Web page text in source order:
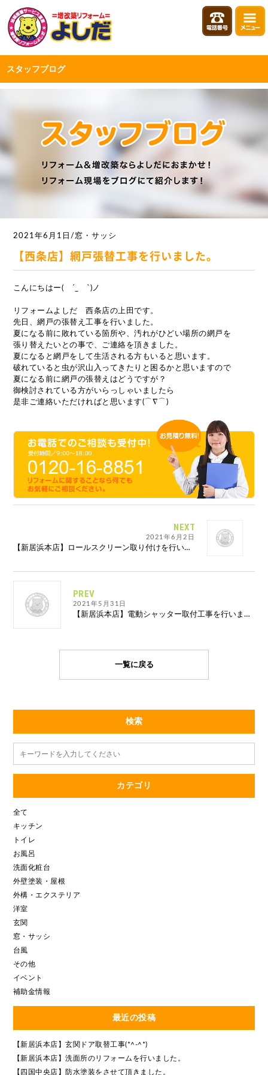
スタッフブログ
2021年6月1日/窓・サッシ
【西条店】網戸張替工事を行いました。
こんにちはー( ´_ゝ`)ノ
リフォームよしだ 西条店の上田です。
先日、網戸の張替え工事を行いました。
夏になる前に敗れている箇所や、汚れがひどい場所の網戸を
張り替えたいとの事で、ご連絡を頂きました。
夏になると網戸をして生活される方もいると思います。
破れていると虫が沢山入ってきたりと困るかと思いますので
夏になる前に網戸の張替えはどうですが？
御検討されている方がいらっしゃいましたら
是非ご連絡いただければと思います(⌒∇⌒)
PREV
2021年5月31日
【新居浜本店】電動シャッター取付工事を行いました
NEXT
2021年6月2日
【新居浜本店】ロールスクリーン取り付けを行いました
一覧に戻る
検索
カテゴリ
全て
キッチン
トイレ
お風呂
洗面化粧台
外壁塗装・屋根
外構・エクステリア
洋室
玄関
窓・サッシ
台風
その他
イベント
補助金情報
最近の投稿
【新居浜本店】玄関ドア取替工事(*^-^*)
【新居浜本店】洗面所のリフォームを行いました。
【四国中央店】防水塗装をさせて頂きました。